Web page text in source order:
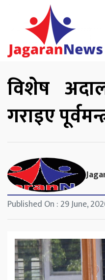
विशेष
गराइए
Published On : 29 June,